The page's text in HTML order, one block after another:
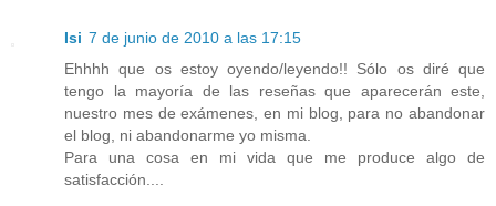
Isi 7 de junio de 2010 a las 17:15
Ehhhh que os estoy oyendo/leyendo!! Sólo os diré que
tengo la mayoría de las reseñas que aparecerán este,
nuestro mes de exámenes, en mi blog, para no abandonar
el blog, ni abandonarme yo misma.
Para una cosa en mi vida que me produce algo de
satisfacción....